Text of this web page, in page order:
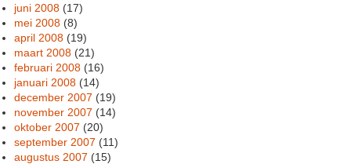
juni 2008 (17)
mei 2008 (8)
april 2008 (19)
maart 2008 (21)
februari 2008 (16)
januari 2008 (14)
december 2007 (19)
november 2007 (14)
oktober 2007 (20)
september 2007 (11)
augustus 2007 (15)